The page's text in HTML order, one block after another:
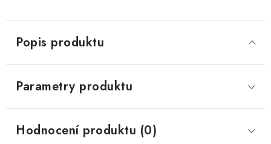
Popis produktu
Parametry produktu
Hodnocení produktu (0)